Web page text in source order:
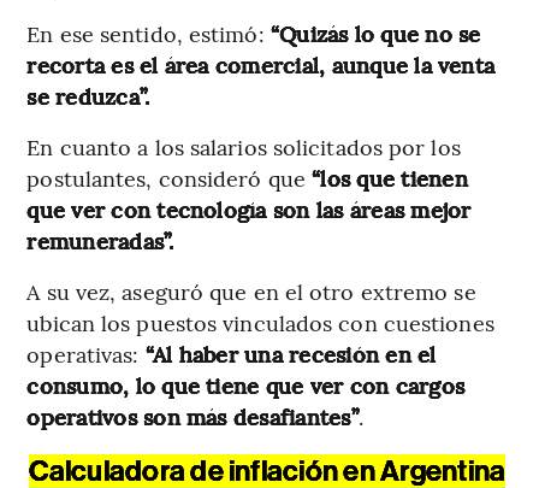
En ese sentido, estimó: “Quizás lo que no se
recorta es el área comercial, aunque la venta
se reduzca”.
En cuanto a los salarios solicitados por los
postulantes, consideró que “los que tienen
que ver con tecnología son las áreas mejor
remuneradas”.
A su vez, aseguró que en el otro extremo se
ubican los puestos vinculados con cuestiones
operativas: “Al haber una recesión en el
consumo, lo que tiene que ver con cargos
operativos son más desafiantes”.
Calculadora de inflación en Argentina